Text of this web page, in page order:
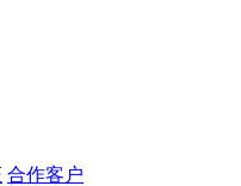
合作客户